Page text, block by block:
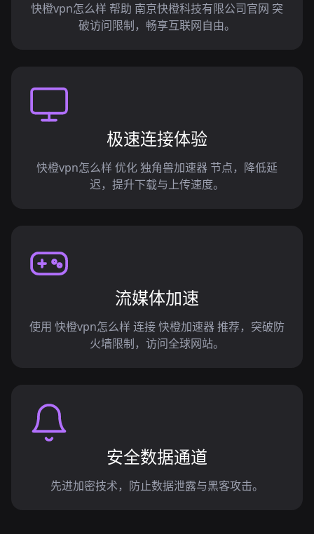
快橙vpn怎么样 帮助 南京快橙科技有限公司官网 突
破访问限制，畅享互联网自由。
极速连接体验
快橙vpn怎么样 优化 独角兽加速器 节点，降低延
迟，提升下载与上传速度。
流媒体加速
使用 快橙vpn怎么样 连接 快橙加速器 推荐，突破防
火墙限制，访问全球网站。
安全数据通道
先进加密技术，防止数据泄露与黑客攻击。